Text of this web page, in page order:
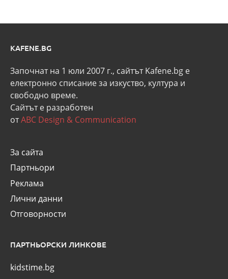
KAFENE.BG
Започнат на 1 юли 2007 г., сайтът Kafene.bg e
eлектронно списание за изкуство, култура и
свободно време.
Сайтът е разработен
отABC Design & Communication
За сайта
Партньори
Реклама
Лични данни
Отговорности
ПАРТНЬОРСКИ ЛИНКОВЕ
kidstime.bg